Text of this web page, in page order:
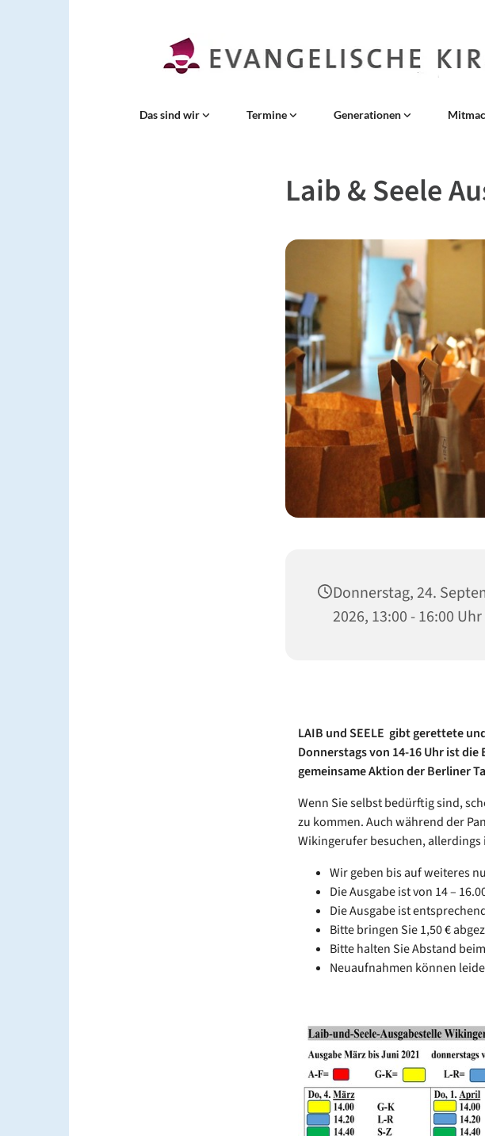
Das sind wir Termine Generationen
Laib & Seele
Donnerstag, 24.
2026, 13:00 - 16:00 Uhr
LAIB und SEELE gibt gerettete
Donnerstags von 14-16 Uhr ist
gemeinsame Aktion der Berliner
Wenn Sie selbst bedürftig sind,
zu kommen. Auch während der
Wikingerufer besuchen,
Wir geben bis auf weiteres
Die Ausgabe ist von 14 –
Die Ausgabe ist
Bitte bringen Sie 1,50 €
Bitte halten Sie Abstand
Neuaufnahmen können